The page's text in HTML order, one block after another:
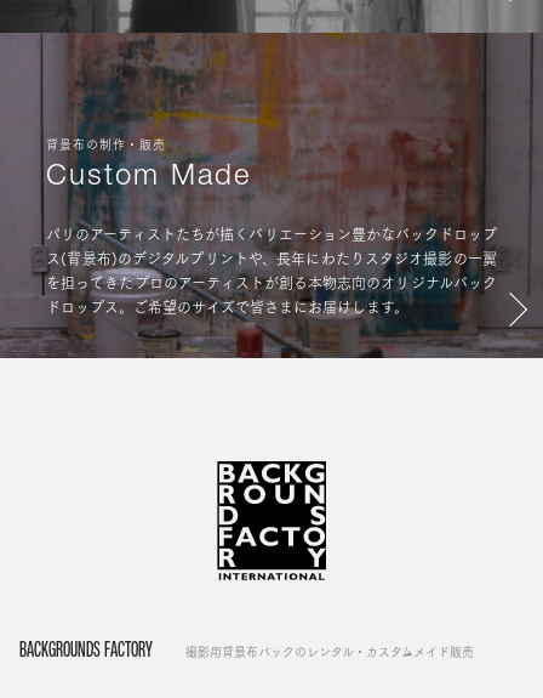
背景布の制作・販売
Custom Made
パリのアーティストたちが描くバリエーション豊かなバックドロップ
ス(背景布)のデジタルプリントや、長年にわたりスタジオ撮影の一翼
を担ってきたプロのアーティストが創る本物志向のオリジナルバック
ドロップス。ご希望のサイズで皆さまにお届けします。
BACKGROUNDS FACTORY 撮影用背景布バックのレンタル・カスタムメイド販売